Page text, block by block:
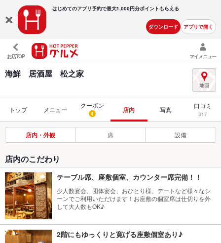
はじめてのアプリ予約で最大1,000円分ポイントもらえる
ダウンロード アプリで開く
お店TOP マイメニュー
海鮮 居酒屋 松之家
トップ メニュー
クーポン
4 店内 写真 口コミ
317
店内・外観 席 設備
店内のこだわり
テーブル席、座敷個室、カウンター席完備！！
少人数宴会、団体宴会、おひとり様、デートなど様々なシ
ーンでご利用いただけます！お座敷の個室席は仕切りを外
して大人数もOK♪
2階にもゆっくりと寛げる座敷個室あり♪